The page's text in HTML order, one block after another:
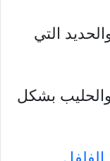
التي
والحليب بشكل